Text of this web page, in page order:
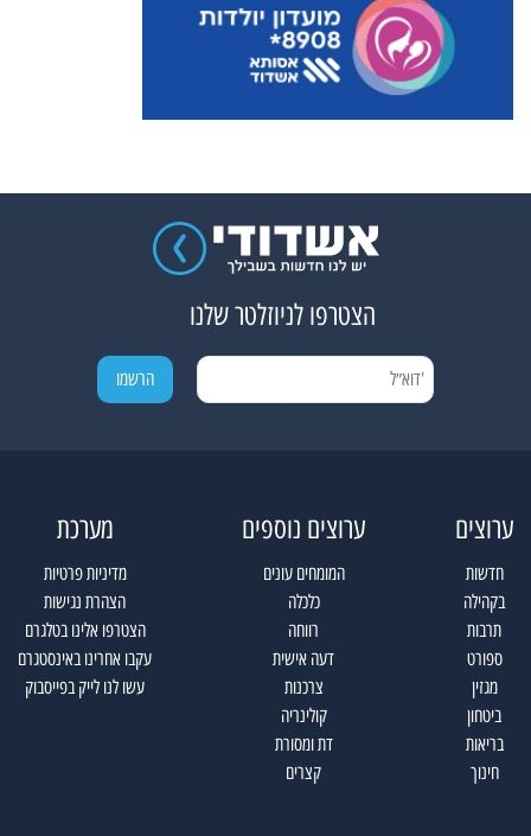
הצטרפו לניוזלטר שלנו
ערוצים
חדשות
בקהילה
תרבות
ספורט
מגזין
ביטחון
בריאות
חינוך
ערוצים נוספים
המומחים עונים
כלכלה
רווחה
דעה אישית
צרכנות
קולינריה
דת ומסורת
קצרים
מערכת
מדיניות פרטיות
הצהרת נגישות
הצטרפו אלינו בטלגרם
עקבו אחרינו באינסטגרם
עשו לנו לייק בפייסבוק